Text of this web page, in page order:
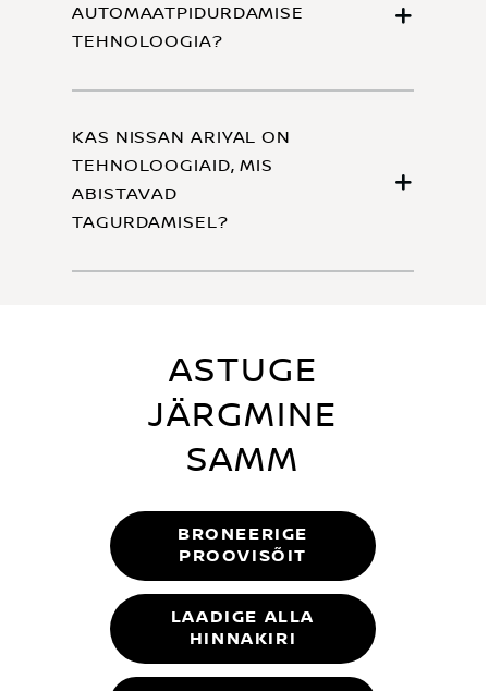
AUTOMAATPIDURDAMISE
TEHNOLOOGIA?
KAS NISSAN ARIYAL ON
TEHNOLOOGIAID, MIS
ABISTAVAD
TAGURDAMISEL?
ASTUGE
JÄRGMINE
SAMM
BRONEERIGE
PROOVISÕIT
LAADIGE ALLA
HINNAKIRI